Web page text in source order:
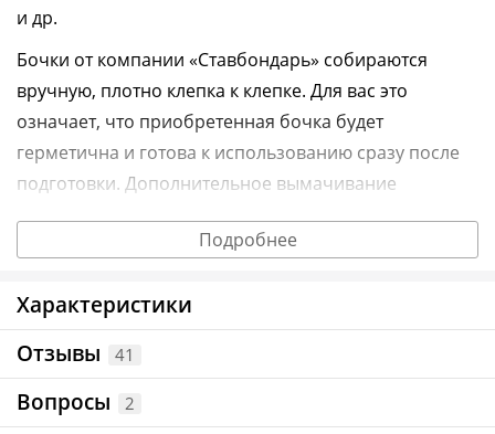
и др.
Бочки от компании «Ставбондарь» собираются
вручную, плотно клепка к клепке. Для вас это
означает, что приобретенная бочка будет
герметична и готова к использованию сразу после
подготовки. Дополнительное вымачивание
Для удобного розлива напитков бочка оборудована
Главные плюсы дубовой бочки
СТАВБОНДАРЬ
Материал изготовления — кавказский
Подробнее
Характеристики
Отзывы
41
Вопросы 2